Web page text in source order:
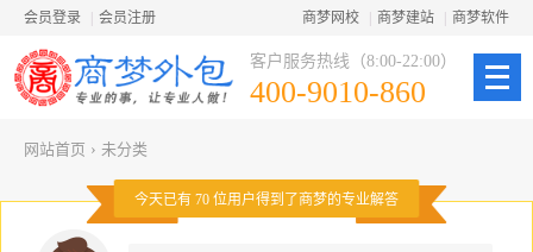
会员登录 会员注册 商梦网校 商梦建站 商梦软件
客户服务热线（8:00-22:00）
400-9010-860
网站首页 › 未分类
今天已有 70 位用户得到了商梦的专业解答